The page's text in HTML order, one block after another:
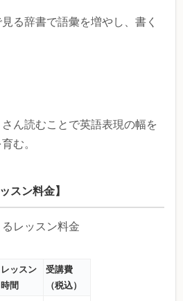
る辞書で語彙を増やし、書く
ん読むことで英語表現の幅を
む。
スン料金】
レッスン料金
レッスン
時間
受講費
（税込）